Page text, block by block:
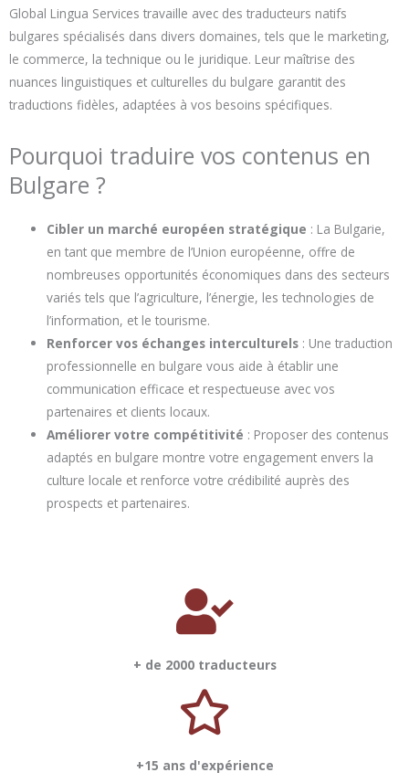
Global Lingua Services travaille avec des traducteurs natifs
bulgares spécialisés dans divers domaines, tels que le marketing,
le commerce, la technique ou le juridique. Leur maîtrise des
nuances linguistiques et culturelles du bulgare garantit des
traductions fidèles, adaptées à vos besoins spécifiques.
Pourquoi traduire vos contenus en
Bulgare ?
Cibler un marché européen stratégique : La Bulgarie,
en tant que membre de l’Union européenne, offre de
nombreuses opportunités économiques dans des secteurs
variés tels que l’agriculture, l’énergie, les technologies de
l’information, et le tourisme.
Renforcer vos échanges interculturels : Une traduction
professionnelle en bulgare vous aide à établir une
communication efficace et respectueuse avec vos
partenaires et clients locaux.
Améliorer votre compétitivité : Proposer des contenus
adaptés en bulgare montre votre engagement envers la
culture locale et renforce votre crédibilité auprès des
prospects et partenaires.
+ de 2000 traducteurs
+15 ans d'expérience